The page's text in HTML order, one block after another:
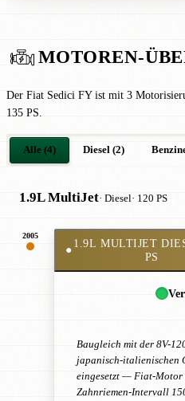
MOTOREN-
Der Fiat Sedici FY ist mit 3
135 PS.
Alle (4) Diesel (2)
1.9L MultiJet· Diesel· 120 PS
2005
●
1.9L MULTIJET
PS
Baugleich mit der 8V-
japanisch-italienischen
eingesetzt — Fiat-Motor
Zahnriemen-Intervall